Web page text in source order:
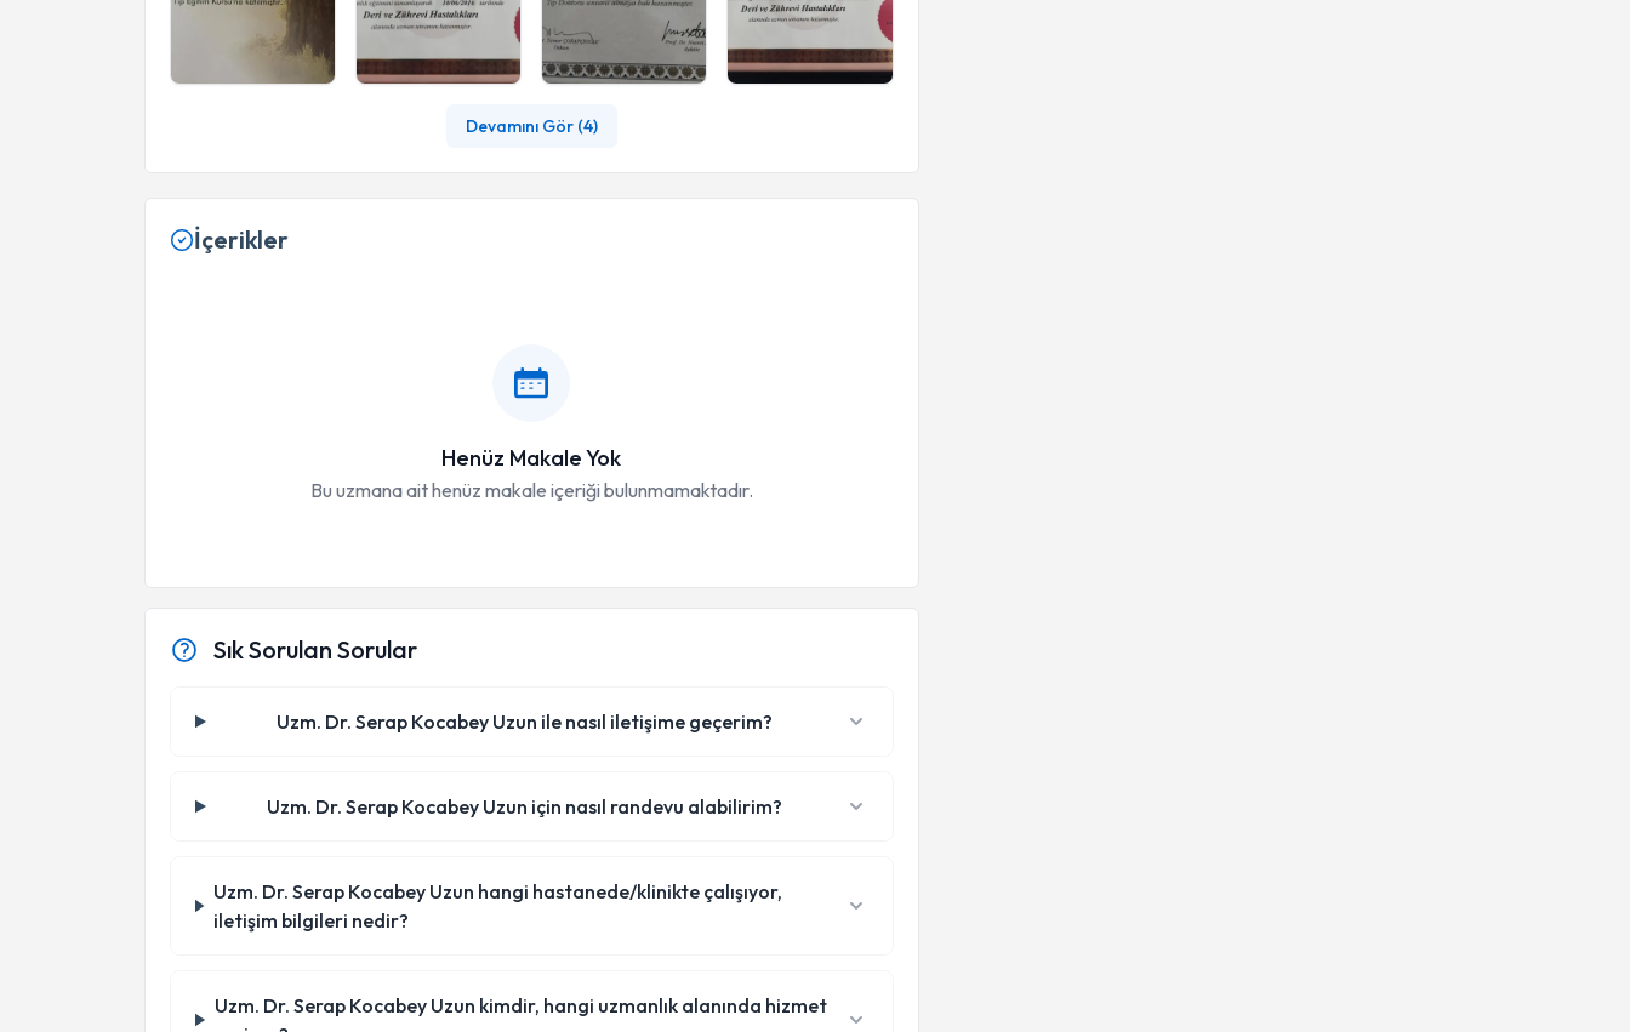
Devamını Gör (4)
İçerikler
Henüz Makale Yok
Bu uzmana ait henüz makale içeriği bulunmamaktadır.
Sık Sorulan Sorular
Uzm. Dr. Serap Kocabey Uzun ile nasıl iletişime geçerim?
Uzm. Dr. Serap Kocabey Uzun için nasıl randevu alabilirim?
Uzm. Dr. Serap Kocabey Uzun hangi hastanede/klinikte çalışıyor,
iletişim bilgileri nedir?
Uzm. Dr. Serap Kocabey Uzun kimdir, hangi uzmanlık alanında hizmet